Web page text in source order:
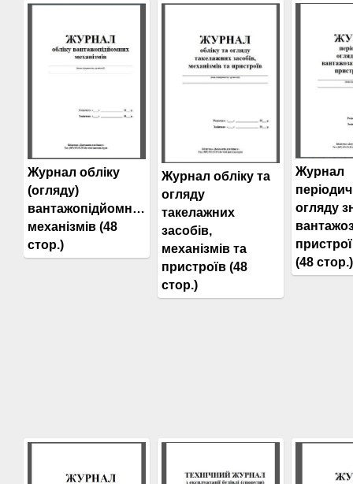
Журнал обліку
(огляду)
вантажопідйомних
механізмів (48
стор.)
Журнал обліку та
огляду
такелажних
засобів,
механізмів та
пристроїв (48
стор.)
Журнал
огляду
(48 стор.)